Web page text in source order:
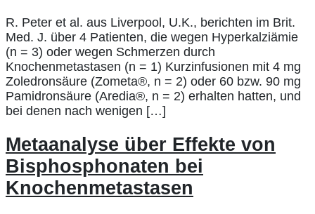
R. Peter et al. aus Liverpool, U.K., berichten im Brit.
Med. J. über 4 Patienten, die wegen Hyperkalziämie
(n = 3) oder wegen Schmerzen durch
Knochenmetastasen (n = 1) Kurzinfusionen mit 4 mg
Zoledronsäure (Zometa®, n = 2) oder 60 bzw. 90 mg
Pamidronsäure (Aredia®, n = 2) erhalten hatten, und
bei denen nach wenigen […]
Metaanalyse über Effekte von
Bisphosphonaten bei
Knochenmetastasen